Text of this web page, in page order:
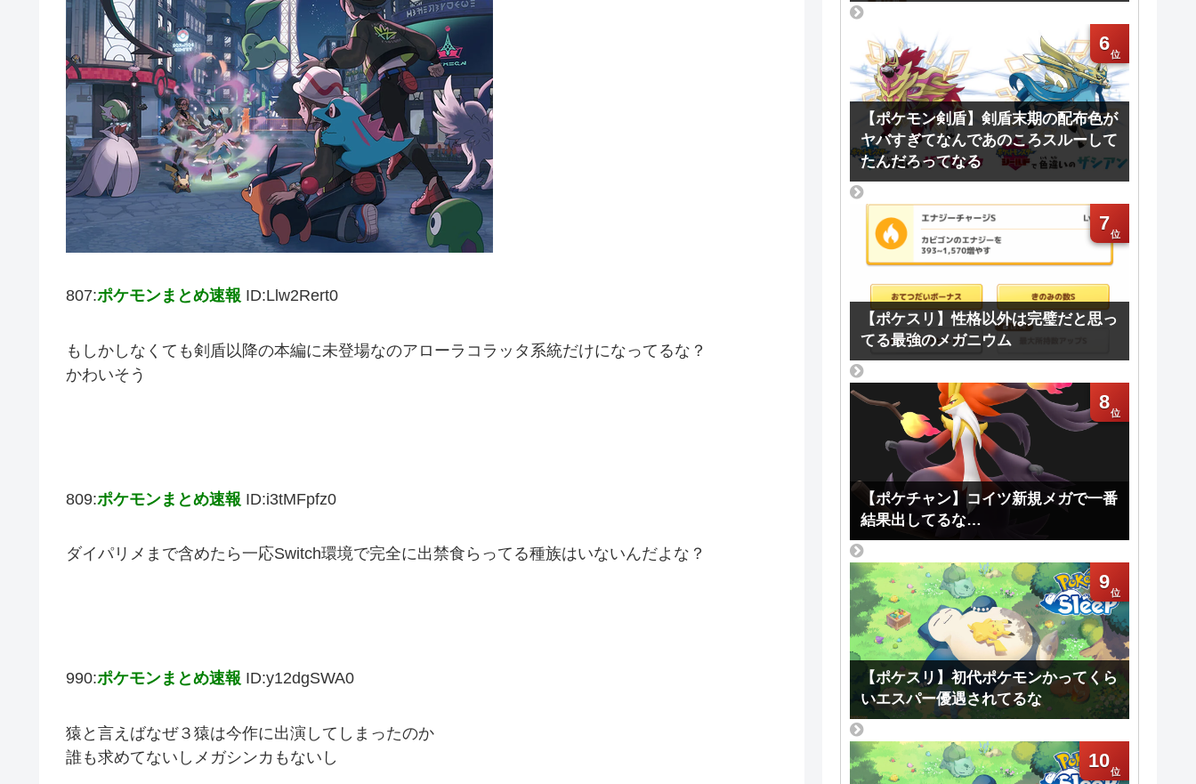
807:ポケモンまとめ速報 ID:Llw2Rert0
もしかしなくても剣盾以降の本編に未登場なのアローラコラッタ系統だけになってるな？
かわいそう
809:ポケモンまとめ速報 ID:i3tMFpfz0
ダイパリメまで含めたら一応Switch環境で完全に出禁食らってる種族はいないんだよな？
990:ポケモンまとめ速報 ID:y12dgSWA0
猿と言えばなぜ３猿は今作に出演してしまったのか
誰も求めてないしメガシンカもないし
6
【ポケモン剣盾】剣盾末期の配布色が
ヤバすぎてなんであのころスルーして
たんだろってなる
7
【ポケスリ】性格以外は完璧だと思っ
てる最強のメガニウム
8
【ポケチャン】コイツ新規メガで一番
結果出してるな…
9
【ポケスリ】初代ポケモンかってくら
いエスパー優遇されてるな
10